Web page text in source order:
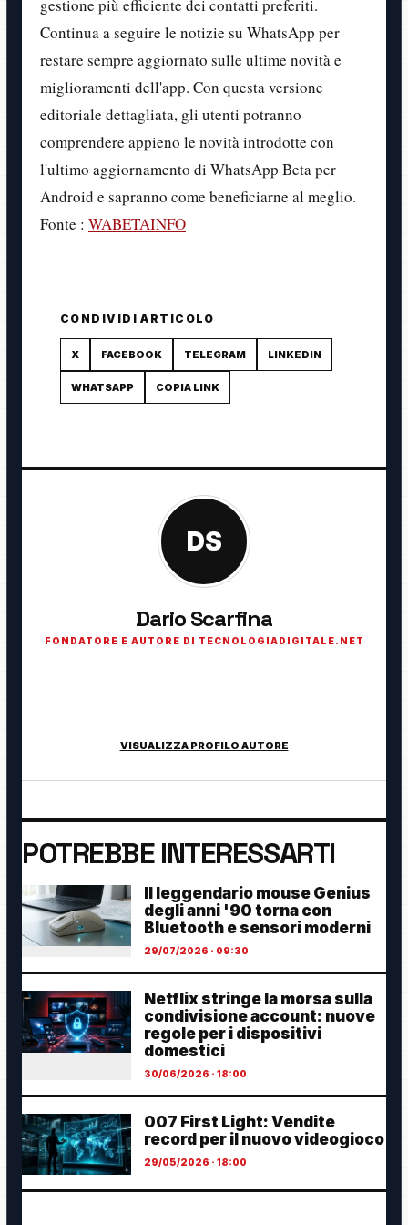
gestione più efficiente dei contatti preferiti.
Continua a seguire le notizie su WhatsApp per
restare sempre aggiornato sulle ultime novità e
miglioramenti dell'app. Con questa versione
editoriale dettagliata, gli utenti potranno
comprendere appieno le novità introdotte con
l'ultimo aggiornamento di WhatsApp Beta per
Android e sapranno come beneficiarne al meglio.
Fonte : WABETAINFO
CONDIVIDI ARTICOLO
X FACEBOOK TELEGRAM LINKEDIN
WHATSAPP COPIA LINK
DS
Dario Scarfina
FONDATORE E AUTORE DI TECNOLOGIADIGITALE.NET
VISUALIZZA PROFILO AUTORE
POTREBBE INTERESSARTI
Il leggendario mouse Genius
degli anni '90 torna con
Bluetooth e sensori moderni
29/07/2026 · 09:30
Netflix stringe la morsa sulla
condivisione account: nuove
regole per i dispositivi
domestici
30/06/2026 · 18:00
007 First Light: Vendite
record per il nuovo videogioco
29/05/2026 · 18:00